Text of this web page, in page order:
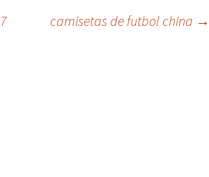
camisetas de futbol china →